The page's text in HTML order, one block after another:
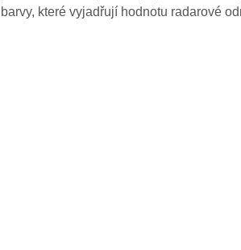
barvy, které vyjadřují hodnotu radarové